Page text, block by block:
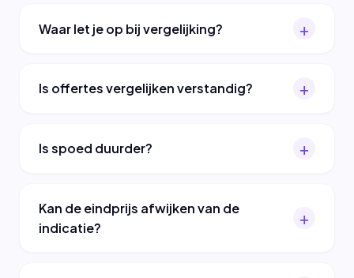
Waar let je op bij vergelijking?
Is offertes vergelijken verstandig?
Is spoed duurder?
Kan de eindprijs afwijken van de
indicatie?